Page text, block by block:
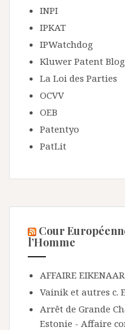
INPI
IPKAT
IPWatchdog
Kluwer Patent Blog
La Loi des Parties
OCVV
OEB
Patentyo
PatLit
Cour
l’Homme
AFFAIRE
Vainik et autres c.
Arrêt de Grande
Estonie - Affaire